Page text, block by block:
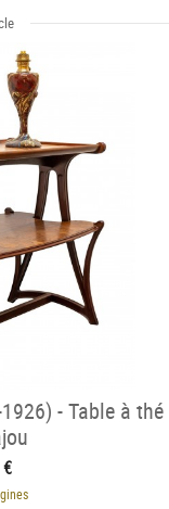
- Table à thé